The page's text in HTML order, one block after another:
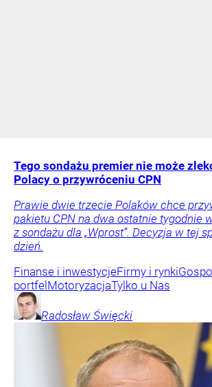
Tego sondażu premier nie może
Polacy o przywróceniu CPN
Prawie dwie trzecie Polaków chce
pakietu CPN na dwa ostatnie tygodnie
z sondażu dla „Wprost”. Decyzja w tej
dzień.
Finanse i inwestycjeFirmy i rynki
portfelMotoryzacjaTylko u Nas
Radosław Święcki